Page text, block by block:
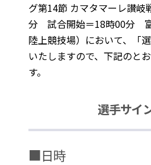
グ第14節 カマタマーレ讃岐
分 試合開始＝18時00分
陸上競技場）において、「
いたしますので、下記のと
す。
選手サイ
■日時